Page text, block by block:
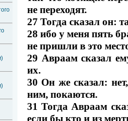
не переходят.
27 Тогда сказал он:
28 ибо у меня пять
не пришли в это
29 Авраам сказал
их.
30 Он же сказал:
ним, покаются.
31 Тогда Авраам
если бы кто и из